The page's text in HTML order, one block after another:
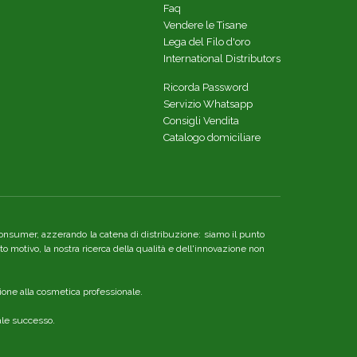
Faq
Vendere le Tisane
Lega del Filo d'oro
International Distributors
Ricorda Password
Servizio Whatsapp
Consigli Vendita
Catalogo domiciliare
azzerando la catena di distribuzione: siamo il punto
motivo, la nostra ricerca della qualità e dell'innovazione non
alla cosmetica professionale.
successo.